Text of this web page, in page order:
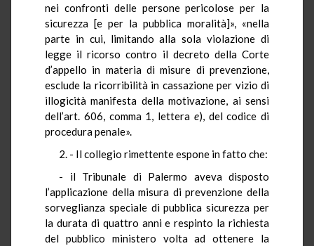
nei confronti delle persone pericolose per la
sicurezza [e per la pubblica moralità]», «nella
parte in cui, limitando alla sola violazione di
legge il ricorso contro il decreto della Corte
d’appello in materia di misure di prevenzione,
esclude la ricorribilità in cassazione per vizio di
illogicità manifesta della motivazione, ai sensi
dell’art. 606, comma 1, lettera e), del codice di
procedura penale».
2. - Il collegio rimettente espone in fatto che:
- il Tribunale di Palermo aveva disposto
l’applicazione della misura di prevenzione della
sorveglianza speciale di pubblica sicurezza per
la durata di quattro anni e respinto la richiesta
del pubblico ministero volta ad ottenere la